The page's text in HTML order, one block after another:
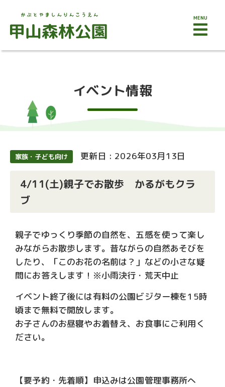
MENU
イベント情報
家族・子ども向け 更新日 : 2026年03月13日
4/11(土)親子でお散歩 かるがもクラ
ブ
親子でゆっくり季節の自然を、五感を使って楽し
みながらお散歩します。昔ながらの自然あそびを
したり、「このお花の名前は？」などの小さな疑
問にお答えします！※小雨決行・荒天中止
イベント終了後には有料の公園ビジター棟を15時
頃まで無料で開放します。
お子さんのお昼寝やお着替え、お食事にご利用く
ださい。
【要予約・先着順】申込みは公園管理事務所へ